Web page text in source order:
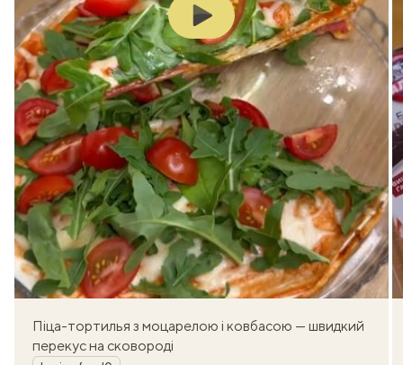
Play
Піца-тортилья з моцарелою і ковбасою — швидкий
перекус на сковороді